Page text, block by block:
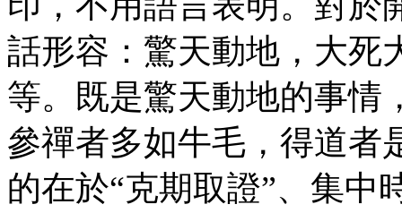
話形容：驚天動地，大死
等。既是驚天動地的事情
參禪者多如牛毛，得道者
的在於“克期取證”、集中